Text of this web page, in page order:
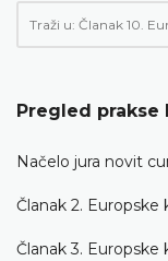
Pregled prakse
Načelo jura novit
Članak 2. Europske
Članak 3. Europske